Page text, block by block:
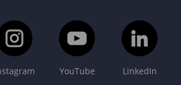
YouTube LinkedIn